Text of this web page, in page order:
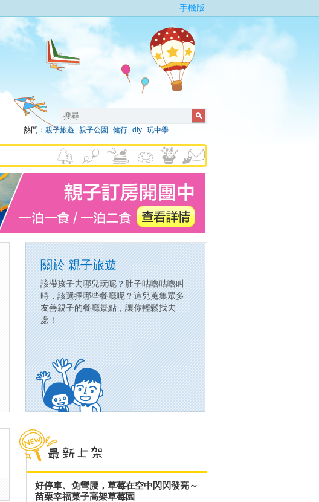
手機版
熱門： 親子旅遊 親子公園 健行 diy 玩中學
關於 親子旅遊
該帶孩子去哪兒玩呢？肚子咕嚕咕嚕叫
時，該選擇哪些餐廳呢？這兒蒐集眾多
友善親子的餐廳景點，讓你輕鬆找去
處！
好停車、免彎腰，草莓在空中閃閃發亮～
苗栗幸福菓子高架草莓園